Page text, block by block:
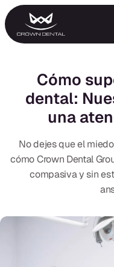
GENERAL
Cómo
dental:
una
No dejes que el
cómo Crown Dental
compasiva y sin